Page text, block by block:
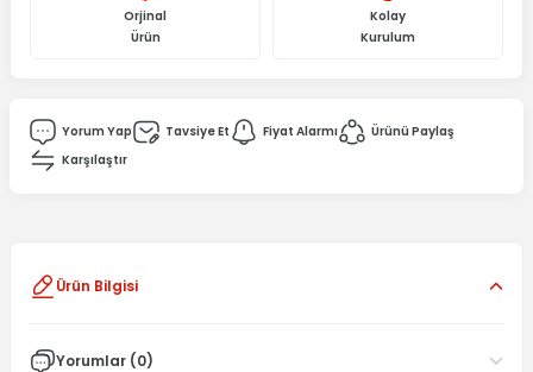
Orjinal
Ürün
Kolay
Kurulum
Yorum Yap Tavsiye Et Fiyat Alarmı
Ürünü Paylaş
Karşılaştır
Ürün Bilgisi
Yorumlar (0)